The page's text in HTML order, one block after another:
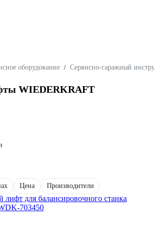
оборудование / Сервисно-гаражный
WIEDERKRAFT
Цена Производители